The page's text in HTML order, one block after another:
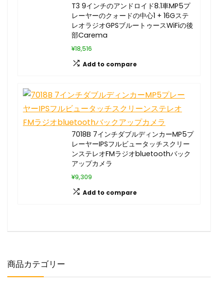
T3 9インチのアンドロイド8.1車MP5プ
レーヤーのクォードの中心1 + 16Gステ
レオラジオGPSブルートゥースWiFiの後
部Carema
¥18,516
Add to compare
7018B 7インチダブルディンカーMP5プ
レーヤーIPSフルビュータッチスクリー
ンステレオFMラジオbluetoothバック
アップカメラ
¥9,309
Add to compare
商品カテゴリー